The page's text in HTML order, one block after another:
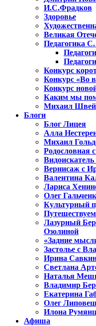
И.С.Фрадков
Здоровье
Великая
Педагогика
Конкурс
Конкурс «Во
Конкурс
Каким мы
Михаил
Блоги
Блог Лицея
Алла
Михаил
Родословная
Вернисаж с
Валентина
Лариса
Олег
Культурный
Лазурный
Озолиной
«Задние
Застолье с
Ирина
Светлана
Наталья
Владимир
Екатерина
Олег
Илона
Афиша